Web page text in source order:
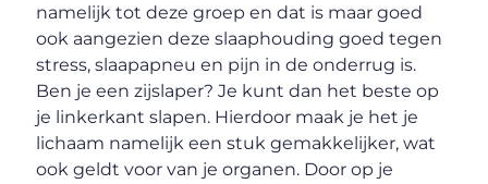
namelijk tot deze groep en dat is maar goed
ook aangezien deze slaaphouding goed tegen
stress, slaapapneu en pijn in de onderrug is.
Ben je een zijslaper? Je kunt dan het beste op
je linkerkant slapen. Hierdoor maak je het je
lichaam namelijk een stuk gemakkelijker, wat
ook geldt voor van je organen. Door op je